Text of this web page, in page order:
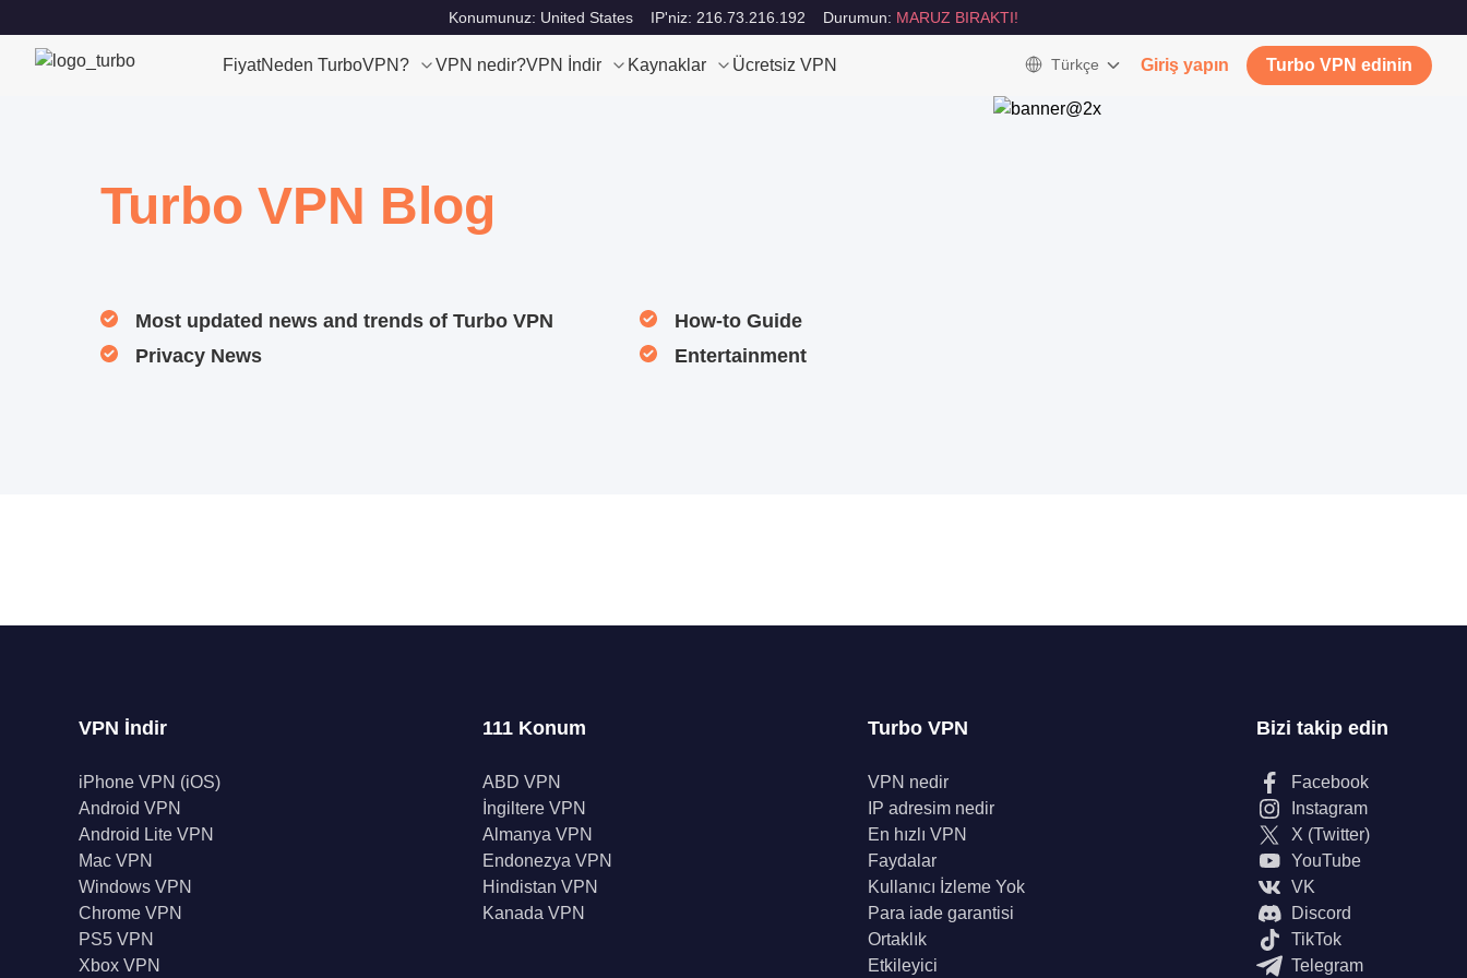
Konumunuz: United States IP'niz: 216.73.216.192 Durumun: MARUZ BIRAKTI!
FiyatNeden TurboVPN? VPN nedir?VPN İndir Kaynaklar Ücretsiz VPN Türkçe Giriş yapın Turbo VPN edinin
Turbo VPN Blog
Most updated news and trends of Turbo VPN
How-to Guide
Privacy News
Entertainment
VPN İndir
iPhone VPN (iOS)
Android VPN
Android Lite VPN
Mac VPN
Windows VPN
Chrome VPN
PS5 VPN
Xbox VPN
111 Konum
ABD VPN
İngiltere VPN
Almanya VPN
Endonezya VPN
Hindistan VPN
Kanada VPN
Turbo VPN
VPN nedir
IP adresim nedir
En hızlı VPN
Faydalar
Kullanıcı İzleme Yok
Para iade garantisi
Ortaklık
Etkileyici
Bizi takip edin
Facebook
Instagram
X (Twitter)
YouTube
VK
Discord
TikTok
Telegram